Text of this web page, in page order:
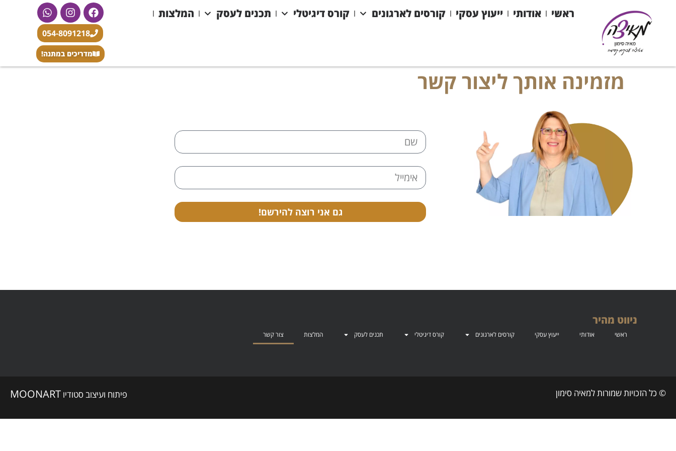
ראשי אודותי ייעוץ עסקי קורסים לארגונים קורס דיגיטלי תכנים לעסק המלצות
054-8091218
מדריכים במתנה!
מזמינה אותך ליצור קשר
גם אני רוצה להירשם!
ניווט מהיר
ראשי אודותי ייעוץ עסקי קורסים לארגונים קורס דיגיטלי תכנים לעסק המלצות צור קשר
© כל הזכויות שמורות למאיה סימון פיתוח ועיצוב סטודיו MOONART